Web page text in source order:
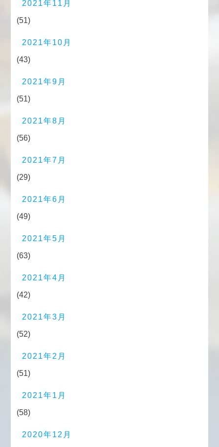
2021年11月
(51)
2021年10月
(43)
2021年9月
(51)
2021年8月
(56)
2021年7月
(29)
2021年6月
(49)
2021年5月
(63)
2021年4月
(42)
2021年3月
(52)
2021年2月
(51)
2021年1月
(58)
2020年12月